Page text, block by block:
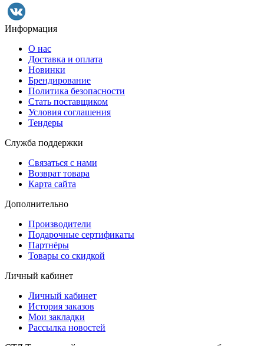
Информация
О нас
Доставка и оплата
Новинки
Брендирование
Политика безопасности
Стать поставщиком
Условия соглашения
Тендеры
Служба поддержки
Связаться с нами
Возврат товара
Карта сайта
Дополнительно
Производители
Подарочные сертификаты
Партнёры
Товары со скидкой
Личный кабинет
Личный кабинет
История заказов
Мои закладки
Рассылка новостей